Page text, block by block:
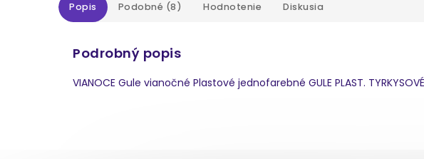
Popis Podobné (8) Hodnotenie Diskusia
Podrobný popis
VIANOCE Gule vianočné Plastové jednofarebné GULE PLAST.